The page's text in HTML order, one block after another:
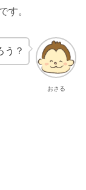
す。
おさる
う？